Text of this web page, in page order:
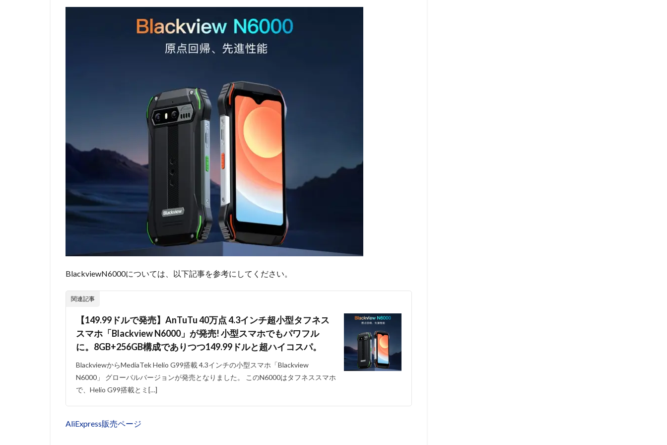
BlackviewN6000については、以下記事を参考にしてください。
関連記事
【149.99ドルで発売】AnTuTu 40万点 4.3インチ超小型タフネス
スマホ「Blackview N6000」が発売! 小型スマホでもパワフル
に。8GB+256GB構成でありつつ149.99ドルと超ハイコスパ。
BlackviewからMediaTek Helio G99搭載 4.3インチの小型スマホ「Blackview
N6000」 グローバルバージョンが発売となりました。 このN6000はタフネススマホ
で、Helio G99搭載とミ[…]
AliExpress販売ページ